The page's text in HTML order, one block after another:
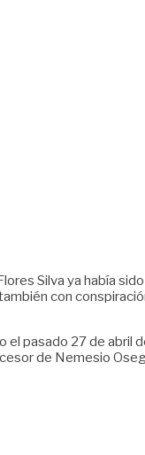
Silva ya había
con
el pasado 27 de
de Nemesio